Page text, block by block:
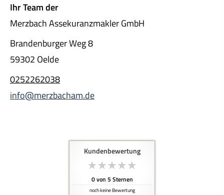
Ihr Team der
Merzbach Assekuranzmakler GmbH
Brandenburger Weg 8
59302 Oelde
0252262038
info@merzbacham.de
Kundenbewertung
0von 5 Sternen
noch keine Bewertung